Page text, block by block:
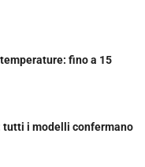
fino a 15
tutti i modelli confermano